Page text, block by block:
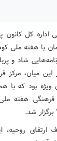
اداره کل کانون
با هفته ملی
شاد و
میان، مرکز
بود که با
هفته
شد.
ارتقای روحیه،